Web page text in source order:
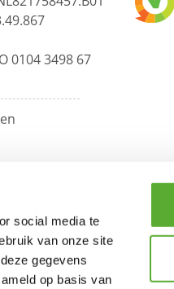
social media te
van onze site
gegevens
op basis van
0104 3498 67